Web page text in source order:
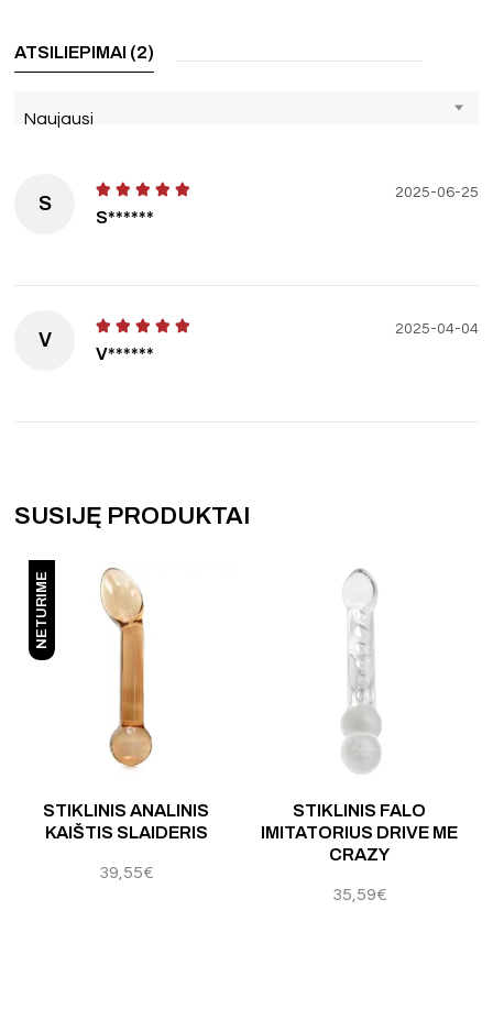
ATSILIEPIMAI (2)
Naujausi
S
S******
2025-06-25
V
V******
2025-04-04
SUSIJĘ PRODUKTAI
NETURIME
STIKLINIS ANALINIS
KAIŠTIS SLAIDERIS
39,55€
STIKLINIS FALO
IMITATORIUS DRIVE ME
CRAZY
35,59€